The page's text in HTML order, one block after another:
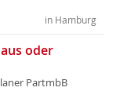
in Hamburg
oder
PartmbB